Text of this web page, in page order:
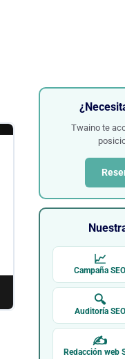
Twaino te
📈
Campaña SEO
🔍
Auditoría SEO
✍
Redacción web